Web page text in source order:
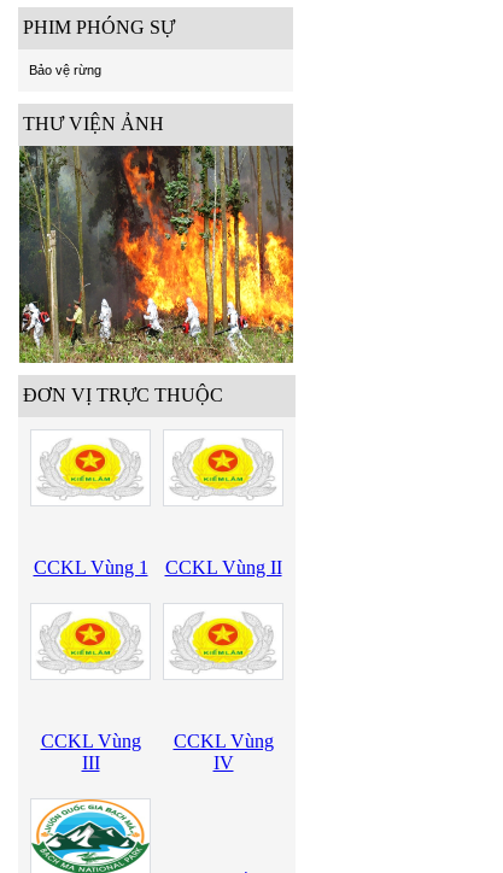
PHIM PHÓNG SỰ
Bảo vệ rừng
THƯ VIỆN ẢNH
ĐƠN VỊ TRỰC THUỘC
CCKL Vùng 1 CCKL Vùng II
CCKL Vùng
III
CCKL Vùng
IV